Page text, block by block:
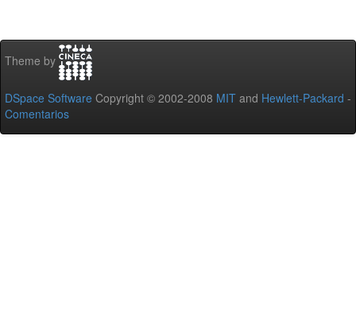
Theme by
DSpace Software Copyright © 2002-2008 MIT and Hewlett-Packard -
Comentarios